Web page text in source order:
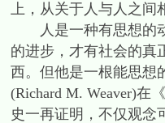
上，从关于人与人之间
人是一种有思想的动
的进步，才有社会的真
西。但他是一根能思想
(Richard M. Weaver)在
史一再证明，不仅观念